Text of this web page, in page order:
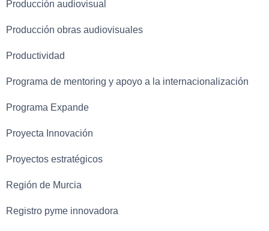
Producción audiovisual
Producción obras audiovisuales
Productividad
Programa de mentoring y apoyo a la internacionalización
Programa Expande
Proyecta Innovación
Proyectos estratégicos
Región de Murcia
Registro pyme innovadora